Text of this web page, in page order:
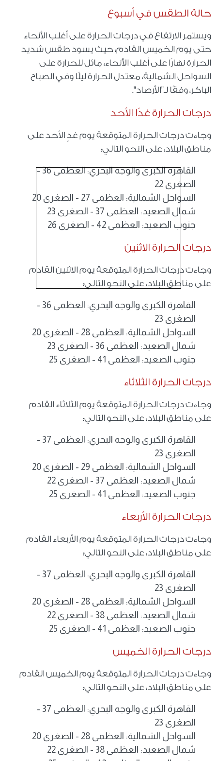
حالة الطقس في أسبوع
ويستمر الارتفاع في درجات الحرارة على أغلب الأنحاء
حتى يوم الخميس القادم، حيث يسود طقس شديد
الحرارة نهارًا على أغلب الأنحاء، مائل للحرارة على
السواحل الشمالية، معتدل الحرارة ليلًا وفي الصباح
الباكر، وفقًا لـ"الأرصاد".
درجات الحرارة غدًا الأحد
وجاءت درجات الحرارة المتوقعة يوم غدٍ الأحد على
مناطق البلاد، على النحو التالي:
القاهرة الكبرى والوجه البحري: العظمى 36 -
الصغرى 22
السواحل الشمالية: العظمى 27 - الصغرى 20
شمال الصعيد: العظمى 37 - الصغرى 23
جنوب الصعيد: العظمى 42 - الصغرى 26
درجات الحرارة الاثنين
وجاءت درجات الحرارة المتوقعة يوم الاثنين القادم
على مناطق البلاد، على النحو التالي:
القاهرة الكبرى والوجه البحري: العظمى 36 -
الصغرى 23
السواحل الشمالية: العظمى 28 - الصغرى 20
شمال الصعيد: العظمى 36 - الصغرى 23
جنوب الصعيد: العظمى 41 - الصغرى 25
درجات الحرارة الثلاثاء
وجاءت درجات الحرارة المتوقعة يوم الثلاثاء القادم
على مناطق البلاد، على النحو التالي:
القاهرة الكبرى والوجه البحري: العظمى 37 -
الصغرى 23
السواحل الشمالية: العظمى 29 - الصغرى 20
شمال الصعيد: العظمى 37 - الصغرى 22
جنوب الصعيد: العظمى 41 - الصغرى 25
درجات الحرارة الأربعاء
وجاءت درجات الحرارة المتوقعة يوم الأربعاء القادم
على مناطق البلاد، على النحو التالي:
القاهرة الكبرى والوجه البحري: العظمى 37 -
الصغرى 23
السواحل الشمالية: العظمى 28 - الصغرى 20
شمال الصعيد: العظمى 38 - الصغرى 22
جنوب الصعيد: العظمى 41 - الصغرى 25
درجات الحرارة الخميس
وجاءت درجات الحرارة المتوقعة يوم الخميس القادم
على مناطق البلاد، على النحو التالي:
القاهرة الكبرى والوجه البحري: العظمى 37 -
الصغرى 23
السواحل الشمالية: العظمى 28 - الصغرى 20
شمال الصعيد: العظمى 38 - الصغرى 22